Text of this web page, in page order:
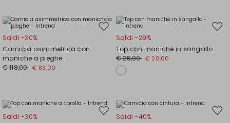
Sposta
nella
wishlist
Saldi -30%
Camicia asimmetrica con
maniche a pieghe
€ 118,00 € 83,00
Saldi -29%
Top con maniche in sangallo
€ 28,00 € 20,00
Sposta
Saldi -30% Saldi -40%